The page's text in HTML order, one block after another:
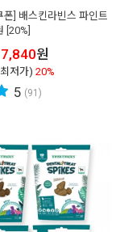
폰] 배스킨라빈스 파인트
[20%]
7,840원
저가) 20%
5 (91)